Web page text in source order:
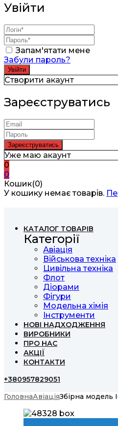
Увійти
Запам'ятати мене
Забули пароль?
Створити акаунт
Зареєструватись
Уже маю акаунт
0
0
Кошик(0)
У кошику немає товарів.
КАТАЛОГ ТОВАРІВ
Категорії
Авіація
Військова техніка
Цивільна техніка
Флот
Діорами
Фігури
Модельна хімія
Інструменти
НОВІ НАДХОДЖЕННЯ
ВИРОБНИКИ
ПРО НАС
АКЦІЇ
КОНТАКТИ
+380957829051
ГоловнаАвіаціяЗбірна модель